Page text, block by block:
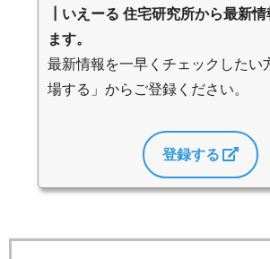
┃いえーる 住宅研究所から最新情
ます。
最新情報を一早くチェックしたい
場する」からご登録ください。
登録する